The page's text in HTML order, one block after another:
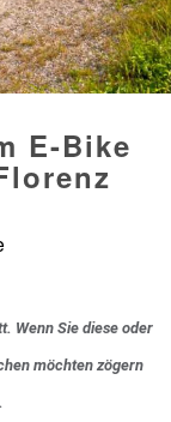
E-Bike
Wenn Sie diese oder
möchten zögern